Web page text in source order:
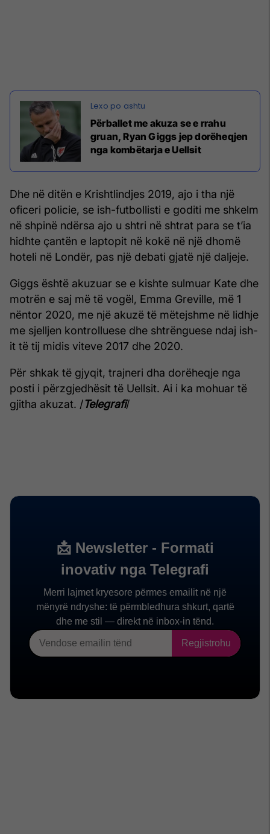
Përballet me akuza se e rrahu
gruan, Ryan Giggs jep dorëheqjen
nga kombëtarja e Uellsit
Dhe në ditën e Krishtlindjes 2019, ajo i tha një
oficeri policie, se ish-futbollisti e goditi me shkelm
në shpinë ndërsa ajo u shtri në shtrat para se t’ia
hidhte çantën e laptopit në kokë në një dhomë
hoteli në Londër, pas një debati gjatë një daljeje.
Giggs është akuzuar se e kishte sulmuar Kate dhe
motrën e saj më të vogël, Emma Greville, më 1
nëntor 2020, me një akuzë të mëtejshme në lidhje
me sjelljen kontrolluese dhe shtrënguese ndaj ish-
it të tij midis viteve 2017 dhe 2020.
Për shkak të gjyqit, trajneri dha dorëheqje nga
posti i përzgjedhësit të Uellsit. Ai i ka mohuar të
gjitha akuzat. /Telegrafi/